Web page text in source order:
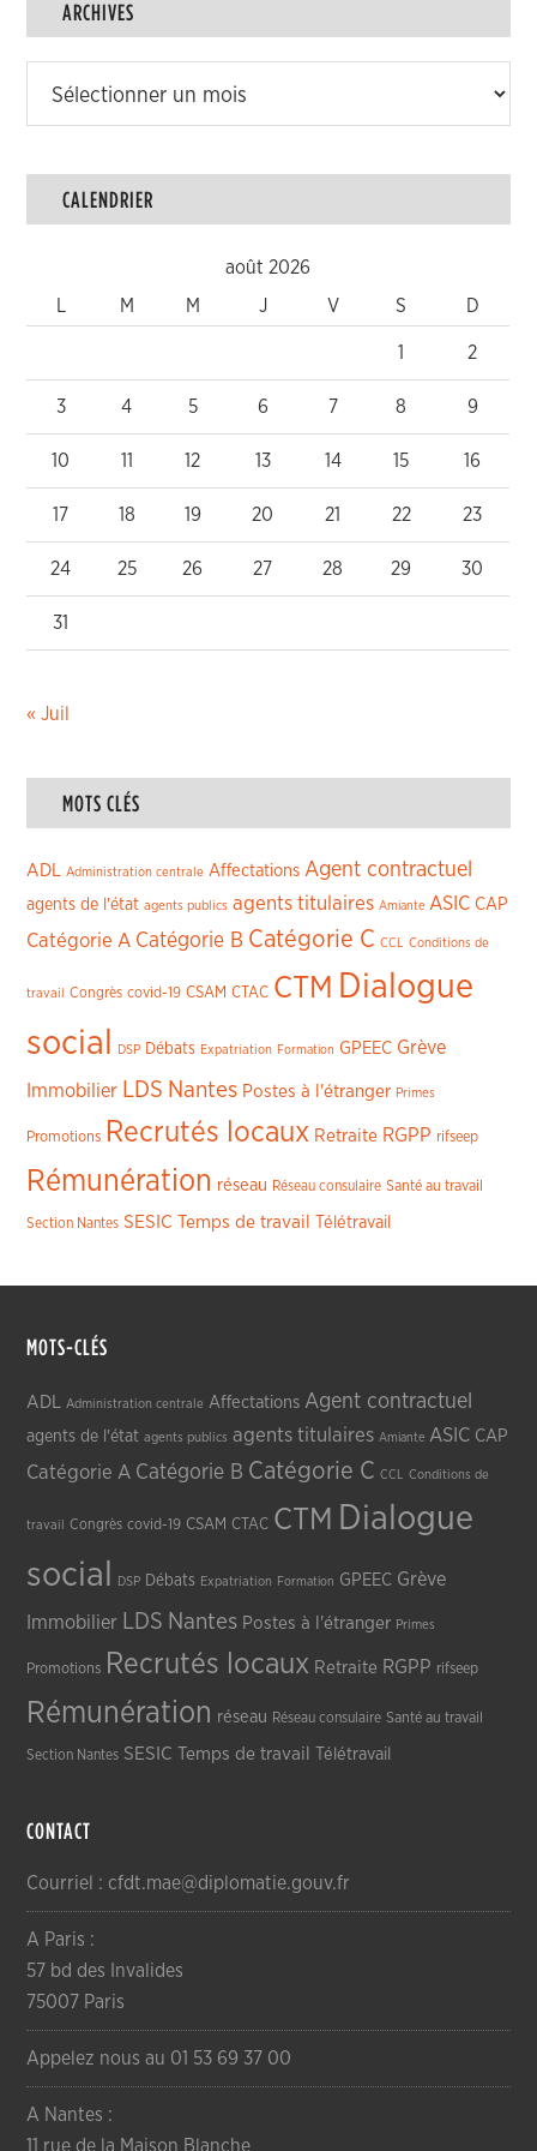
ARCHIVES
CALENDRIER
août 2026
M M J V S D
1 2
3 4 5 6 7 8 9
10 11 12 13 14 15 16
17 18 19 20 21 22 23
24 25 26 27 28 29 30
31
« Juil
MOTS CLÉS
ADL Administration centrale Affectations Agent contractuel
agents de l'état agents publics agents titulaires Amiante ASIC CAP
Catégorie A Catégorie B Catégorie C CCL Conditions de
travail Congrès covid-19 CSAM CTAC CTM Dialogue
social
DSP Débats Expatriation Formation GPEEC Grève
Immobilier LDS Nantes Postes à l'étranger Primes
Promotions Recrutés locaux Retraite RGPP rifseep
Rémunération réseau Réseau consulaire Santé au travail
Section Nantes SESIC Temps de travail Télétravail
MOTS-CLÉS
ADL Administration centrale Affectations Agent contractuel
agents de l'état agents publics agents titulaires Amiante ASIC CAP
Catégorie A Catégorie B Catégorie C CCL Conditions de
travail Congrès covid-19 CSAM CTAC CTM Dialogue
social
DSP Débats Expatriation Formation GPEEC Grève
Immobilier LDS Nantes Postes à l'étranger Primes
Promotions Recrutés locaux Retraite RGPP rifseep
Rémunération réseau Réseau consulaire Santé au travail
Section Nantes SESIC Temps de travail Télétravail
CONTACT
Courriel : cfdt.mae@diplomatie.gouv.fr
A Paris :
57 bd des Invalides
75007 Paris
Appelez nous au 01 53 69 37 00
A Nantes :
11 rue de la Maison Blanche